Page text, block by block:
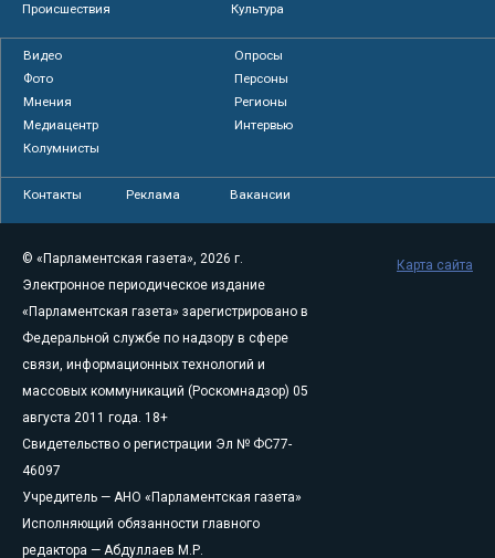
Происшествия
Культура
Видео
Опросы
Фото
Персоны
Мнения
Регионы
Медиацентр
Интервью
Колумнисты
Контакты Реклама Вакансии
© «Парламентская газета», 2026 г.
Электронное периодическое издание
«Парламентская газета» зарегистрировано в
Федеральной службе по надзору в сфере
связи, информационных технологий и
массовых коммуникаций (Роскомнадзор) 05
августа 2011 года. 18+
Свидетельство о регистрации Эл № ФС77-
46097
Учредитель — АНО «Парламентская газета»
Исполняющий обязанности главного
редактора — Абдуллаев М.Р.
Карта сайта